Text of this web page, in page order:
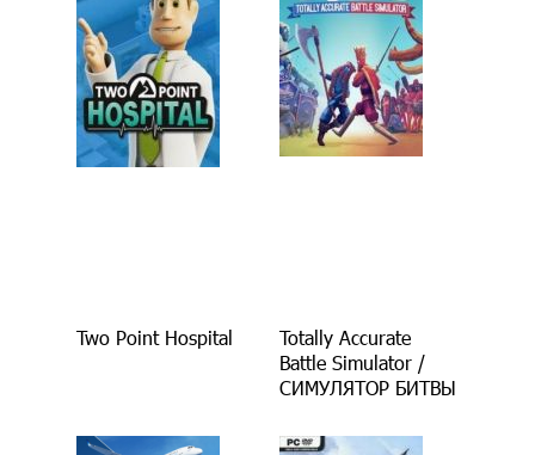
Two Point Hospital
Totally Accurate
Battle Simulator /
СИМУЛЯТОР БИТВЫ